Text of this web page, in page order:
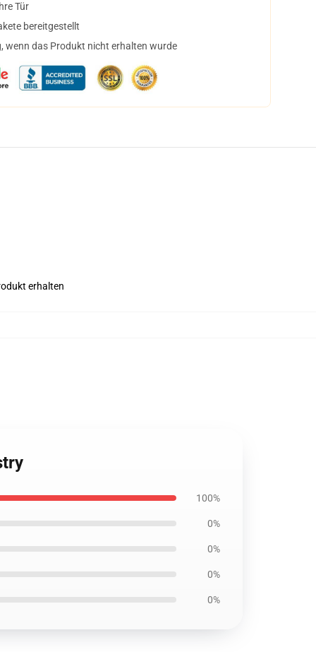
Tür
bereitgestellt
wenn das Produkt nicht erhalten wurde
erhalten
100%
0%
0%
0%
0%